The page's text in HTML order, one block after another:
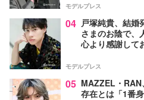
モデルプレス
04 戸塚純貴、結婚
さまのお陰で、
心より感謝して
モデルプレス
05 MAZZEL・RAN
存在とは「1番